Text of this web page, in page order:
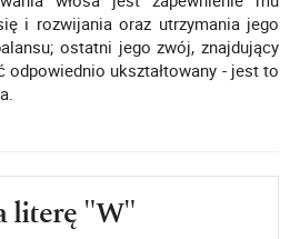
i rozwijania oraz utrzymania jego
ostatni jego zwój, znajdujący
odpowiednio ukształtowany - jest to
literę "W"